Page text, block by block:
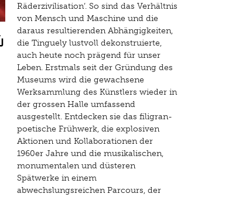
Räderzivilisation’. So sind das Verhältnis
von Mensch und Maschine und die
daraus resultierenden Abhängigkeiten,
die Tinguely lustvoll dekonstruierte,
auch heute noch prägend für unser
Leben. Erstmals seit der Gründung des
Museums wird die gewachsene
Werksammlung des Künstlers wieder in
der grossen Halle umfassend
ausgestellt. Entdecken sie das filigran-
poetische Frühwerk, die explosiven
Aktionen und Kollaborationen der
1960er Jahre und die musikalischen,
monumentalen und düsteren
Spätwerke in einem
abwechslungsreichen Parcours, der